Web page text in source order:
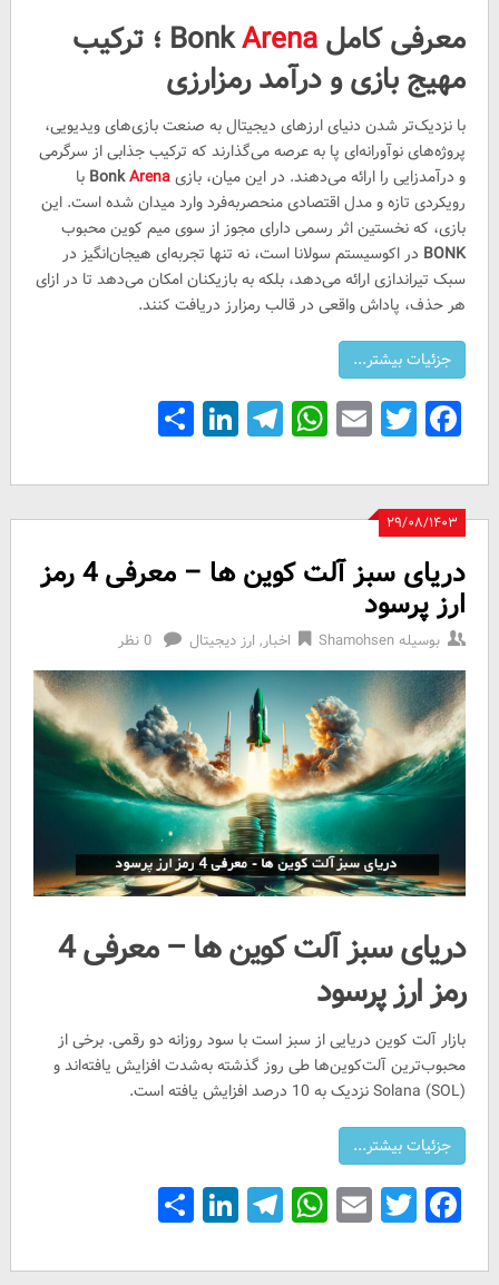
معرفی کامل Bonk Arena
؛ ترکیب
مهیج بازی و درآمد رمزارزی
با نزدیک‌تر شدن دنیای ارزهای دیجیتال به صنعت بازی‌های ویدیویی،
پروژه‌های نوآورانه‌ای پا به عرصه می‌گذارند که ترکیب جذابی از سرگرمی
و درآمدزایی را ارائه می‌دهند. در این میان، بازی
BonkArena
با
رویکردی تازه و مدل اقتصادی منحصربه‌فرد وارد میدان شده است. این
بازی، که نخستین اثر رسمی دارای مجوز از سوی میم‌ کوین محبوب
BONK در اکوسیستم سولانا است، نه‌ تنها تجربه‌ای هیجان‌انگیز در
سبک تیراندازی ارائه می‌دهد، بلکه به بازیکنان امکان می‌دهد تا در ازای
هر حذف، پاداش واقعی در قالب رمزارز دریافت کنند.
Facebook
Twitter
Email
WhatsApp
Telegram
LinkedIn
Share
۲۹/۰۸/۱۴۰۳
دریای سبز آلت کوین ها – معرفی 4 رمز
ارز پرسود
بوسیلهShamohsen اخبار, ارز دیجیتال 0 نظر
دریای سبز آلت کوین ها – معرفی 4
رمز ارز پرسود
بازار آلت کوین دریایی از سبز است با سود روزانه دو رقمی. برخی از
محبوب‌ترین آلت‌کوین‌ها طی روز گذشته به‌شدت افزایش یافته‌اند و
Solana (SOL) نزدیک به 10 درصد افزایش یافته است.
Facebook
Twitter
Email
WhatsApp
Telegram
LinkedIn
Share